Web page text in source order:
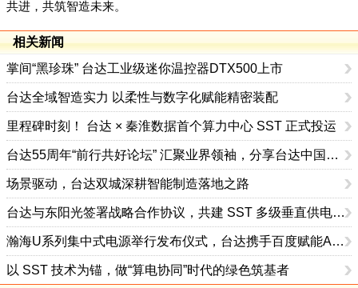
共进，共筑智造未来。
相关新闻
掌间“黑珍珠” 台达工业级迷你温控器DTX500上市
台达全域智造实力 以柔性与数字化赋能精密装配
里程碑时刻！ 台达 × 秦淮数据首个算力中心 SST 正式投运
台达55周年“前行共好论坛” 汇聚业界领袖，分享台达中国大陆达RE100经验 推出可持续发展咨询服务
场景驱动，台达双城深耕智能制造落地之路
台达与东阳光签署战略合作协议，共建 SST 多级垂直供电应用标杆
瀚海U系列集中式电源举行发布仪式，台达携手百度赋能AI智算供电升级
以 SST 技术为锚，做“算电协同”时代的绿色筑基者